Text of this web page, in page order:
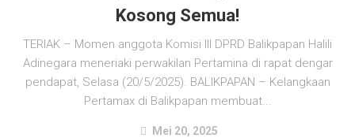
Kosong Semua!
TERIAK – Momen anggota Komisi III DPRD Balikpapan Halili
Adinegara meneriaki perwakilan Pertamina di rapat dengar
pendapat, Selasa (20/5/2025). BALIKPAPAN – Kelangkaan
Pertamax di Balikpapan membuat...
Mei 20, 2025